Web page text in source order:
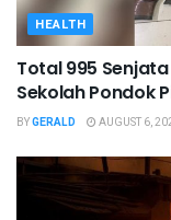
HEALTH
Total 995
Sekolah Pondok
BYGERALD AUGUST 6,